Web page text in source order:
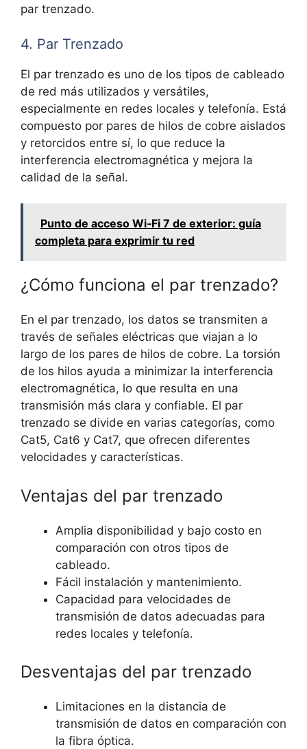
par trenzado.
4. Par Trenzado
El par trenzado es uno de los tipos de cableado
de red más utilizados y versátiles,
especialmente en redes locales y telefonía. Está
compuesto por pares de hilos de cobre aislados
y retorcidos entre sí, lo que reduce la
interferencia electromagnética y mejora la
calidad de la señal.
Punto de acceso Wi‑Fi 7 de exterior: guía
completa para exprimir tu red
¿Cómo funciona el par trenzado?
En el par trenzado, los datos se transmiten a
través de señales eléctricas que viajan a lo
largo de los pares de hilos de cobre. La torsión
de los hilos ayuda a minimizar la interferencia
electromagnética, lo que resulta en una
transmisión más clara y confiable. El par
trenzado se divide en varias categorías, como
Cat5, Cat6 y Cat7, que ofrecen diferentes
velocidades y características.
Ventajas del par trenzado
Amplia disponibilidad y bajo costo en
comparación con otros tipos de
cableado.
Fácil instalación y mantenimiento.
Capacidad para velocidades de
transmisión de datos adecuadas para
redes locales y telefonía.
Desventajas del par trenzado
Limitaciones en la distancia de
transmisión de datos en comparación con
la fibra óptica.